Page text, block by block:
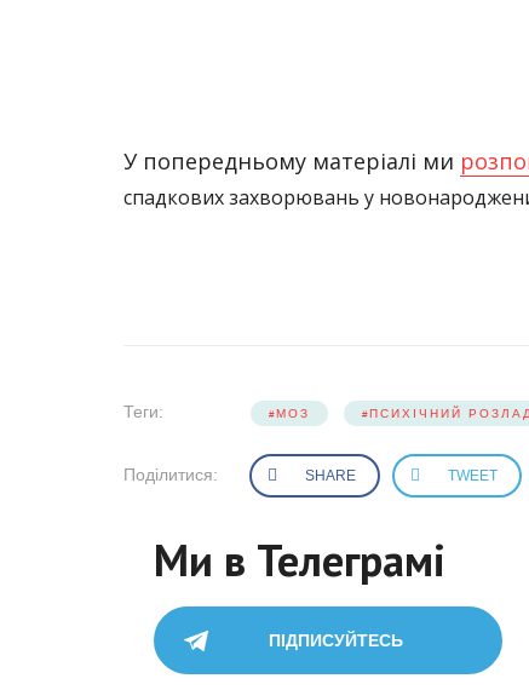
У попередньому матеріалі ми
спадкових захворювань у
Теги: МОЗ ПСИХІЧНИЙ РОЗЛАД
Поділитися: SHARE TWEET
Ми в Телеграмі
ПІДПИСУЙТЕСЬ